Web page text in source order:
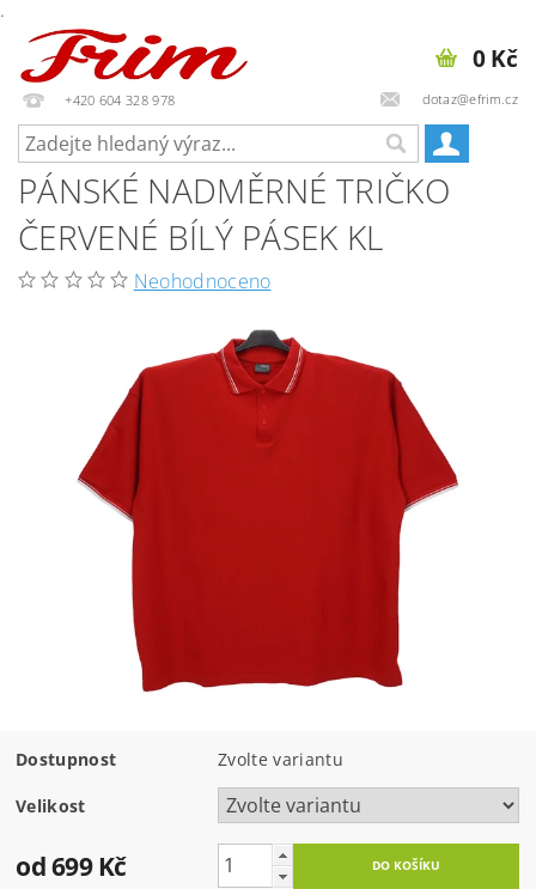
.
+420 604 328 978 dotaz@efrim.cz
0 Kč
PÁNSKÉ NADMĚRNÉ TRIČKO
ČERVENÉ BÍLÝ PÁSEK KL
Neohodnoceno
Dostupnost Zvolte variantu
Velikost
od 699 Kč